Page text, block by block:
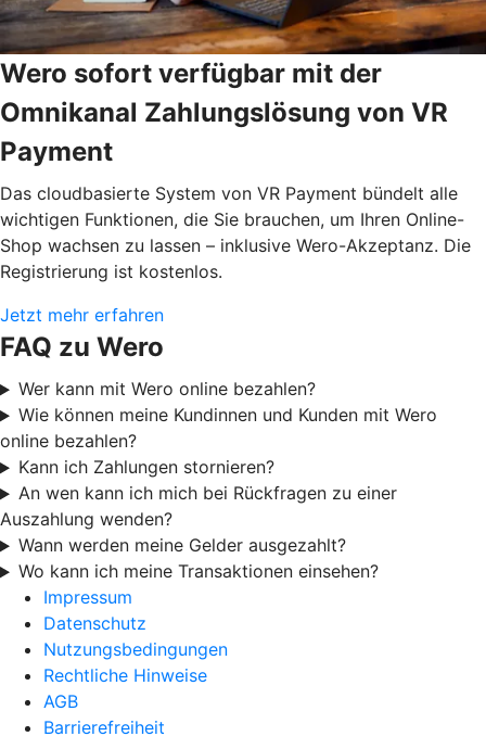
Wero sofort verfügbar mit der
Omnikanal Zahlungslösung von VR
Payment
Das cloudbasierte System von VR Payment bündelt alle
wichtigen Funktionen, die Sie brauchen, um Ihren Online-
Shop wachsen zu lassen – inklusive Wero-Akzeptanz. Die
Registrierung ist kostenlos.
Jetzt mehr erfahren
FAQ zu Wero
Wer kann mit Wero online bezahlen?
Wie können meine Kundinnen und Kunden mit Wero
online bezahlen?
Kann ich Zahlungen stornieren?
An wen kann ich mich bei Rückfragen zu einer
Auszahlung wenden?
Wann werden meine Gelder ausgezahlt?
Wo kann ich meine Transaktionen einsehen?
Impressum
Datenschutz
Nutzungsbedingungen
Rechtliche Hinweise
AGB
Barrierefreiheit